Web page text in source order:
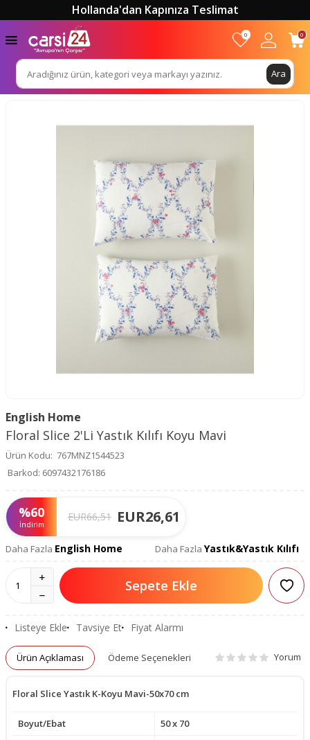
Hollanda'dan Kapınıza Teslimat
Ara
0 0
English Home
Floral Slice 2'Li Yastık Kılıfı Koyu Mavi
Ürün Kodu: 767MNZ1544523
Barkod: 6097432176186
%60
İndirim
EUR66,51 EUR26,61
Daha Fazla English Home Daha Fazla Yastık&Yastık Kılıfı
Sepete Ekle
Listeye Ekle Tavsiye Et Fiyat Alarmı
Ürün Açıklaması Ödeme Seçenekleri Yorum
Floral Slice Yastık K-Koyu Mavi-50x70 cm
Boyut/Ebat
50 x 70